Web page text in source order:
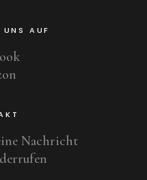
AUF
Nachricht